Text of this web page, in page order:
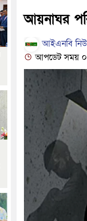
আয়নাঘর
আইএনবি
আপডেট সময়